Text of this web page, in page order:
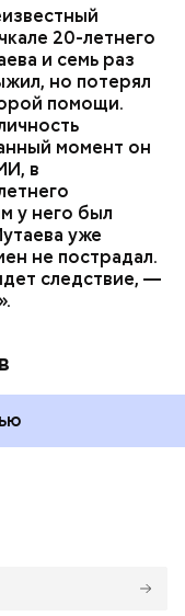
20-летнего
и семь раз
но потерял
помощи.
момент он
в
у него был
уже
не пострадал.
следствие, —
и скорую
бессильны —
ММА